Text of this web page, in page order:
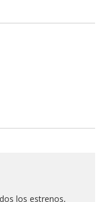
los estrenos,